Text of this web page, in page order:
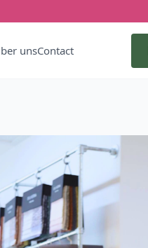
unsContact